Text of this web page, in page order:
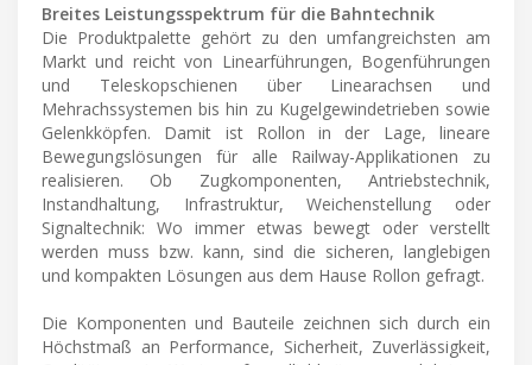
Breites Leistungsspektrum für die Bahntechnik
Die Produktpalette gehört zu den umfangreichsten am
Markt und reicht von Linearführungen, Bogenführungen
und Teleskopschienen über Linearachsen und
Mehrachssystemen bis hin zu Kugelgewindetrieben sowie
Gelenkköpfen. Damit ist Rollon in der Lage, lineare
Bewegungslösungen für alle Railway-Applikationen zu
realisieren. Ob Zugkomponenten, Antriebstechnik,
Instandhaltung, Infrastruktur, Weichenstellung oder
Signaltechnik: Wo immer etwas bewegt oder verstellt
werden muss bzw. kann, sind die sicheren, langlebigen
und kompakten Lösungen aus dem Hause Rollon gefragt.
Die Komponenten und Bauteile zeichnen sich durch ein
Höchstmaß an Performance, Sicherheit, Zuverlässigkeit,